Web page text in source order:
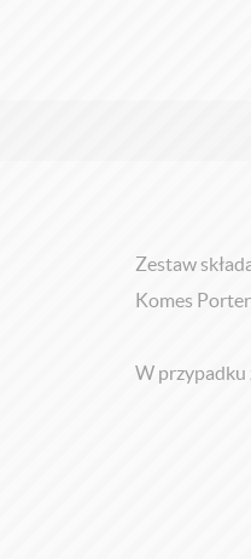
Zestaw
Komes
W przypadku